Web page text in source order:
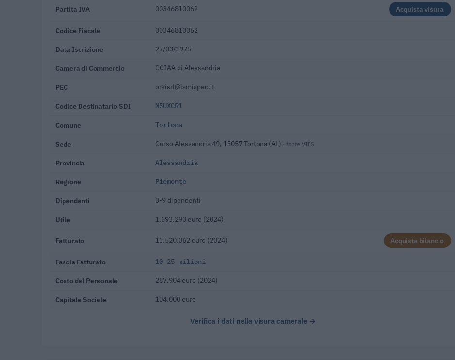
Partita IVA 00346810062 Acquista visura
Codice Fiscale 00346810062
Data Iscrizione 27/03/1975
Camera di Commercio CCIAA di Alessandria
PEC orsisrl@lamiapec.it
Codice Destinatario SDI M5UXCR1
Comune Tortona
Sede Corso Alessandria 49, 15057 Tortona (AL) · fonte VIES
Provincia Alessandria
Regione Piemonte
Dipendenti 0-9 dipendenti
Utile 1.693.290 euro (2024)
Fatturato 13.520.062 euro (2024) Acquista bilancio
Fascia Fatturato 10-25 milioni
Costo del Personale 287.904 euro (2024)
Capitale Sociale 104.000 euro
Verifica i dati nella visura camerale →